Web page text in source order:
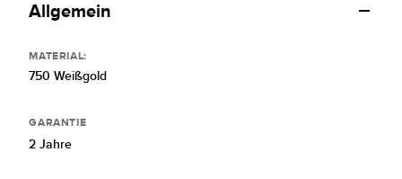
Allgemein
MATERIAL:
750 Weißgold
GARANTIE
2 Jahre